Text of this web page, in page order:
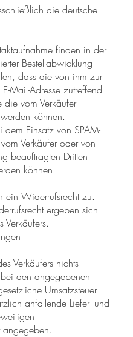
die deutsche
finden in der
Bestellabwicklung
dass die von ihm zur
Mail-Adresse zutreffend
die vom Verkäufer
können.
dem Einsatz von SPAM-
Verkäufer oder von
beauftragten Dritten
können.
ein Widerrufsrecht zu.
ergeben sich
Verkäufers nichts
den angegebenen
Umsatzsteuer
anfallende Liefer- und
angegeben.